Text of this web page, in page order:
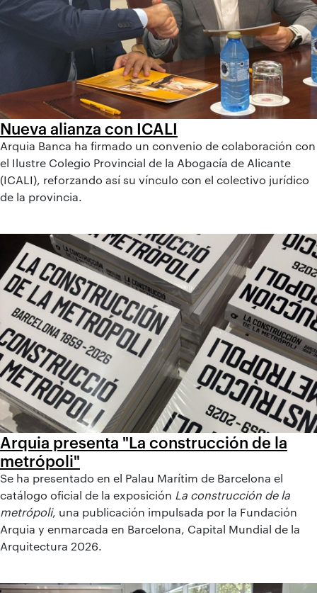
Nueva alianza con ICALI
Arquia Banca ha firmado un convenio de colaboración con
el Ilustre Colegio Provincial de la Abogacía de Alicante
(ICALI), reforzando así su vínculo con el colectivo jurídico
de la provincia.
Arquia presenta "La construcción de la
metrópoli"
Se ha presentado en el Palau Marítim de Barcelona el
catálogo oficial de la exposición La construcción de la
metrópoli, una publicación impulsada por la Fundación
Arquia y enmarcada en Barcelona, Capital Mundial de la
Arquitectura 2026.